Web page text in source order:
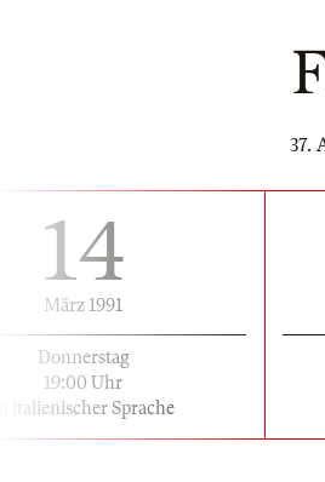
37.
14
März 1991
Donnerstag
19:00 Uhr
in italienischer Sprache